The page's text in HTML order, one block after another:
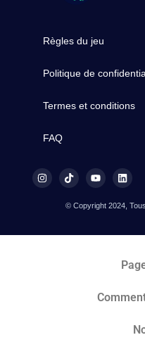
Règles du jeu
Politique de
Termes et conditions
FAQ
© Copyright 2024,